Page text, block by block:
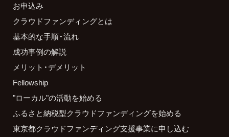
お申込み
クラウドファンディングとは
基本的な手順・流れ
成功事例の解説
メリット・デメリット
Fellowship
"ローカル"の活動を始める
ふるさと納税型クラウドファンディングを始める
東京都クラウドファンディング支援事業に申し込む